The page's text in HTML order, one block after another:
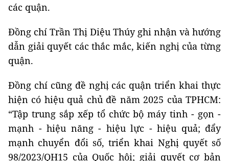
các quận.
Đồng chí Trần Thị Diệu Thúy ghi nhận và hướng
dẫn giải quyết các thắc mắc, kiến nghị của từng
quận.
Đồng chí cũng đề nghị các quận triển khai thực
hiện có hiệu quả chủ đề năm 2025 của TPHCM:
“Tập trung sắp xếp tổ chức bộ máy tinh - gọn -
mạnh - hiệu năng - hiệu lực - hiệu quả; đẩy
mạnh chuyển đổi số, triển khai Nghị quyết số
98/2023/QH15 của Quốc hội; giải quyết cơ bản